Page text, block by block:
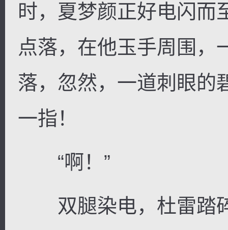
时，夏梦颜正好电闪而
点落，在他玉手周围，
落，忽然，一道刺眼的
一指！
“啊！”
双腿染电，杜雷踏